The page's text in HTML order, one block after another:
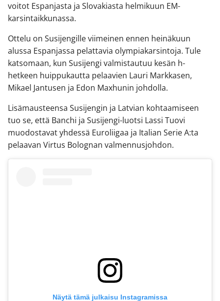
voitot Espanjasta ja Slovakiasta helmikuun EM-
karsintaikkunassa.
Ottelu on Susijengille viimeinen ennen heinäkuun
alussa Espanjassa pelattavia olympiakarsintoja. Tule
katsomaan, kun Susijengi valmistautuu kesän h-
hetkeen huippukautta pelaavien Lauri Markkasen,
Mikael Jantusen ja Edon Maxhunin johdolla.
Lisämausteensa Susijengin ja Latvian kohtaamiseen
tuo se, että Banchi ja Susijengi-luotsi Lassi Tuovi
muodostavat yhdessä Euroliigaa ja Italian Serie A:ta
pelaavan Virtus Bolognan valmennusjohdon.
Näytä tämä julkaisu Instagramissa